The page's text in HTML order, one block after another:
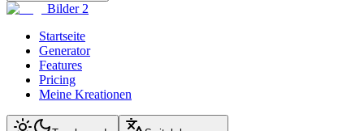
Bilder 2
Startseite
Generator
Features
Pricing
Meine Kreationen